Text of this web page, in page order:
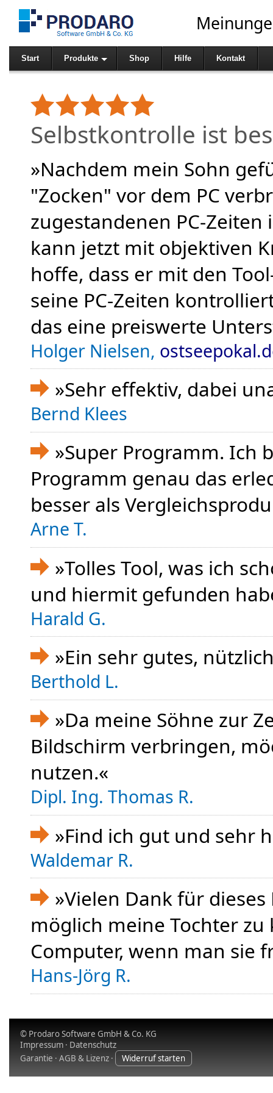
Start Produkte Shop Hilfe Kontakt
Selbstkontrolle ist
»Nachdem mein Sohn
"Zocken" vor dem PC
zugestandenen PC-
kann jetzt mit objektiven
hoffe, dass er mit den
seine PC-Zeiten
das eine preiswerte
Holger Nielsen,
»Sehr effektiv, dabei
Bernd Klees
»Super Programm. Ich
Programm genau das
besser als
Arne T.
»Tolles Tool, was ich
und hiermit gefunden
Harald G.
»Ein sehr gutes,
Berthold L.
»Da meine Söhne zur
Bildschirm verbringen,
nutzen.«
Dipl. Ing. Thomas R.
»Find ich gut und sehr
Waldemar R.
»Vielen Dank für
möglich meine Tochter
Computer, wenn man sie
Hans-Jörg R.
© Prodaro Software GmbH & Co. KG
Impressum · Datenschutz
Garantie · AGB & Lizenz · Widerruf starten